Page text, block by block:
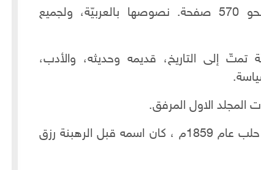
تصدر مرتّين في السنة بمجموع قدره نحو 570 صفحة. نصوصها بالعربيّة، ولجميع
إلى التاريخ، قديمه وحديثه، والأدب،
الاول المرفق.
الأب لويس شيخو مواليد "ماردين" شمال حلب عام 1859م ، كان اسمه قبل الرهبنة رزق